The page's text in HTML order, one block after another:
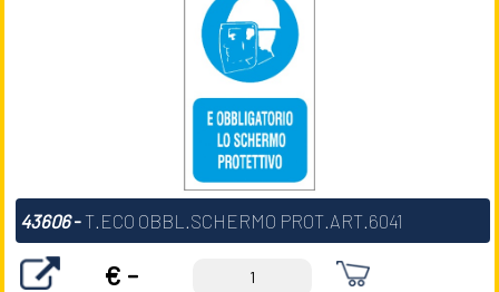
43606- T.ECO OBBL.SCHERMO PROT.ART.6041
€ -